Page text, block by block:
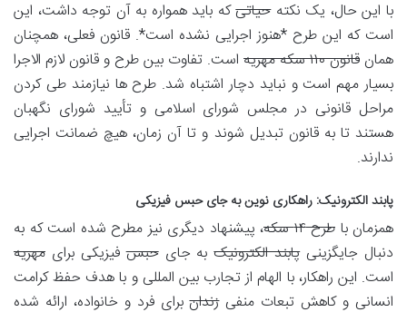
با این حال، یک نکتهحیاتیکه باید همواره به آن توجه داشت، این
است که این طرح *هنوز اجرایی نشده است*. قانون فعلی، همچنان
همان قانون ۱۱۰ سکه مهریه
است. تفاوت بین طرح و قانون لازم الاجرا
بسیار مهم است و نباید دچار اشتباه شد. طرح ها نیازمند طی کردن
مراحل قانونی در مجلس شورای اسلامی و تأیید شورای نگهبان
هستند تا به قانون تبدیل شوند و تا آن زمان، هیچ ضمانت اجرایی
ندارند.
پابند الکترونیک: راهکاری نوین به جای حبس فیزیکی
همزمان با طرح ۱۴ سکه
، پیشنهاد دیگری نیز مطرح شده است که به
دنبال جایگزینیپابند الکترونیکبه جایحبسفیزیکی برای مهریه
است. این راهکار، با الهام از تجارب بین المللی و با هدف حفظ کرامت
انسانی و کاهش تبعات منفیزندانبرای فرد و خانواده، ارائه شده